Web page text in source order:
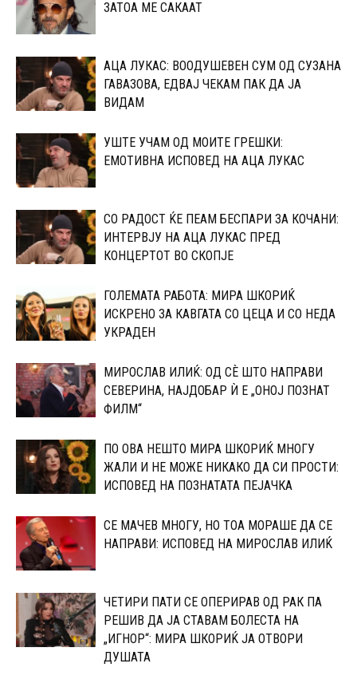
ЗАТОА МЕ САКААТ
АЦА ЛУКАС: ВООДУШЕВЕН СУМ ОД СУЗАНА
ГАВАЗОВА, ЕДВАЈ ЧЕКАМ ПАК ДА ЈА
ВИДАМ
УШТЕ УЧАМ ОД МОИТЕ ГРЕШКИ:
ЕМОТИВНА ИСПОВЕД НА АЦА ЛУКАС
СО РАДОСТ ЌЕ ПЕАМ БЕСПАРИ ЗА КОЧАНИ:
ИНТЕРВЈУ НА АЦА ЛУКАС ПРЕД
КОНЦЕРТОТ ВО СКОПЈЕ
ГОЛЕМАТА РАБОТА: МИРА ШКОРИЌ
ИСКРЕНО ЗА КАВГАТА СО ЦЕЦА И СО НЕДА
УКРАДЕН
МИРОСЛАВ ИЛИЌ: ОД СÈ ШТО НАПРАВИ
СЕВЕРИНА, НАЈДОБАР Ѝ Е „ОНОЈ ПОЗНАТ
ФИЛМ“
ПО ОВА НЕШТО МИРА ШКОРИЌ МНОГУ
ЖАЛИ И НЕ МОЖЕ НИКАКО ДА СИ ПРОСТИ:
ИСПОВЕД НА ПОЗНАТАТА ПЕЈАЧКА
СЕ МАЧЕВ МНОГУ, НО ТОА МОРАШЕ ДА СЕ
НАПРАВИ: ИСПОВЕД НА МИРОСЛАВ ИЛИЌ
ЧЕТИРИ ПАТИ СЕ ОПЕРИРАВ ОД РАК ПА
РЕШИВ ДА ЈА СТАВАМ БОЛЕСТА НА
„ИГНОР“: МИРА ШКОРИЌ ЈА ОТВОРИ
ДУШАТА